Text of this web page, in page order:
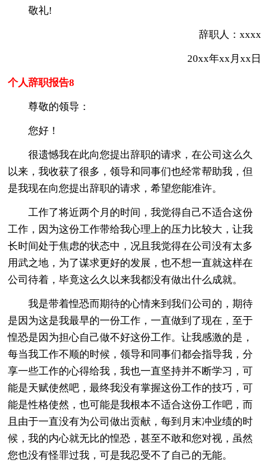
敬礼!
辞职人：xxxx
20xx年xx月xx日
个人辞职报告8
尊敬的领导：
您好！
很遗憾我在此向您提出辞职的请求，在公司这么久
以来，我收获了很多，领导和同事们也经常帮助我，但
是我现在向您提出辞职的请求，希望您能准许。
工作了将近两个月的时间，我觉得自己不适合这份
工作，因为这份工作带给我心理上的压力比较大，让我
长时间处于焦虑的状态中，况且我觉得在公司没有太多
用武之地，为了谋求更好的发展，也不想一直就这样在
公司待着，毕竟这么久以来我都没有做出什么成就。
我是带着惶恐而期待的心情来到我们公司的，期待
是因为这是我最早的一份工作，一直做到了现在，至于
惶恐是因为担心自己做不好这份工作。让我感激的是，
每当我工作不顺的时候，领导和同事们都会指导我，分
享一些工作的心得给我，我也一直坚持并不断学习，可
能是天赋使然吧，最终我没有掌握这份工作的技巧，可
能是性格使然，也可能是我根本不适合这份工作吧，而
且由于一直没有为公司做出贡献，每到月末冲业绩的时
候，我的内心就无比的惶恐，甚至不敢和您对视，虽然
您也没有怪罪过我，可是我忍受不了自己的无能。